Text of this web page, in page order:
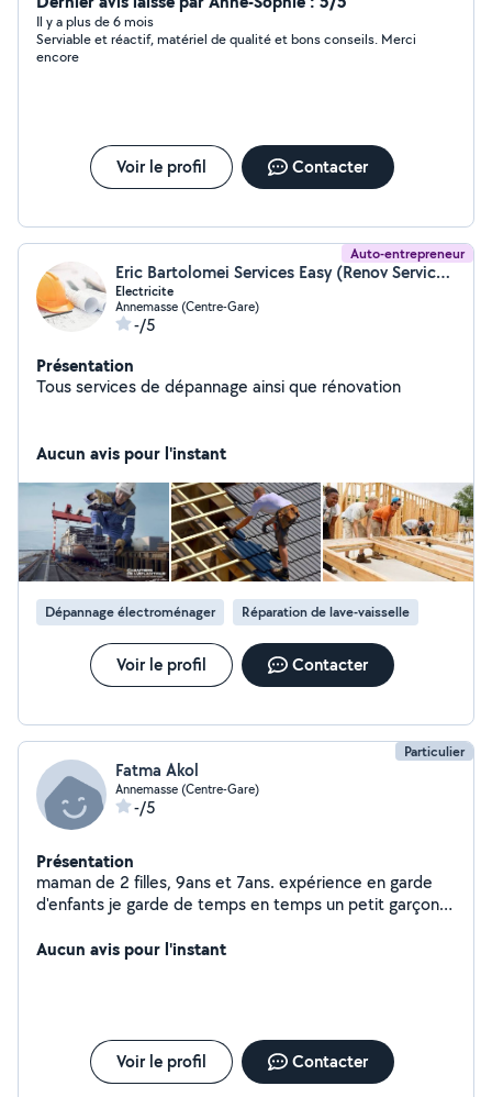
Il y a plus de 6 mois
Serviable et réactif, matériel de qualité et bons conseils. Merci
encore
Voir le profil Contacter
Auto-entrepreneur
Eric Bartolomei Services Easy (Renov Services)
Electricite
Annemasse (Centre-Gare)
-/5
Présentation
Tous services de dépannage ainsi que rénovation
Aucun avis pour l'instant
Dépannage électroménager Réparation de lave-vaisselle
Voir le profil Contacter
Particulier
Fatma Akol
Annemasse (Centre-Gare)
-/5
Présentation
maman de 2 filles, 9ans et 7ans. expérience en garde
d'enfants je garde de temps en temps un petit garçon
Aucun avis pour l'instant
Voir le profil Contacter